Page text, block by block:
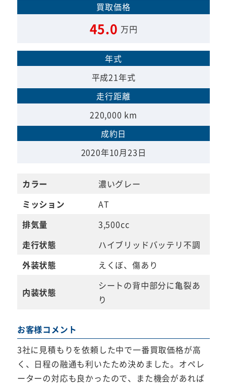
買取価格
45.0 万円
年式
平成21年式
走行距離
220,000 km
成約日
2020年10月23日
カラー
濃いグレー
ミッション
AT
排気量
3,500cc
走行状態
ハイブリッドバッテリ不調
外装状態
えくぼ、傷あり
内装状態
シートの背中部分に亀裂あ
り
お客様コメント
3社に見積もりを依頼した中で一番買取価格が高
く、日程の融通も利いたため決めました。オペレ
ーターの対応も良かったので、また機会があれば